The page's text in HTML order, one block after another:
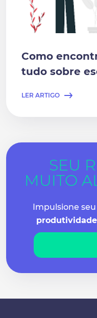
Como
tudo sobre
LER ARTIGO
SEU
MUITO
Impulsione
produtividade